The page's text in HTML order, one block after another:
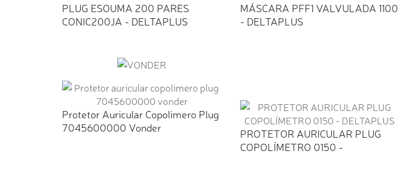
PLUG ESOUMA 200 PARES
CONIC200JA - DELTAPLUS
MÁSCARA PFF1 VALVULADA 1100
- DELTAPLUS
Protetor Auricular Copolimero Plug
7045600000 Vonder
PROTETOR AURICULAR PLUG
COPOLÍMETRO 0150 -